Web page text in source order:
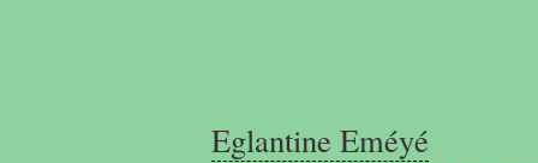
Eglantine Eméyé